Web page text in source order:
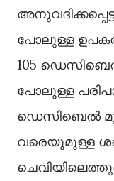
പോലുള്ള
105
പോലുള്ള
ഡെസിബെല്‍
വരെയുമുള്ള